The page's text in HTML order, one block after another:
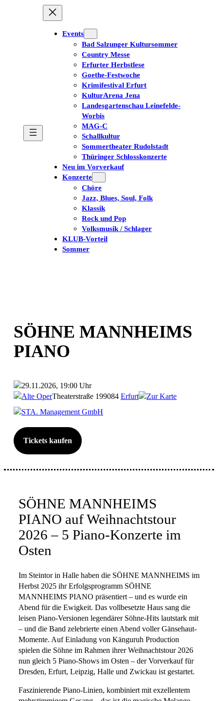
Events
Bad Salzunger Kultursommer
Country Messe
Erfurter Herbstlese
Goethe-Festwoche
Krimifestival Erfurt
KulturArena Jena
Landesgartenschau Leinefelde-
Worbis
MAG-C
Schallkultur
Sommertheater Rudolstadt
Thüringer Schlosskonzerte
Neu im Vorverkauf
Konzerte
Chöre
Jazz, Blues, Soul, Folk
Klassik
Rock und Pop
Volksmusik / Schlager
KLUB-Vorteil
Sommer
SÖHNE MANNHEIMS
PIANO
29.11.2026, 19:00 Uhr
Alte OperTheaterstraße 199084 Erfurt
Zur Karte
STA. Management GmbH
Tickets kaufen
SÖHNE MANNHEIMS
PIANO auf Weihnachtstour
2026 – 5 Piano-Konzerte im
Osten
Im Steintor in Halle haben die SÖHNE MANNHEIMS im
Herbst 2025 ihr Erfolgsprogramm SÖHNE
MANNHEIMS PIANO präsentiert – und es wurde ein
Abend für die Ewigkeit. Das vollbesetzte Haus sang die
leisen Piano-Versionen legendärer Söhne-Hits lautstark mit
– und die Band zelebrierte einen Abend voller Gänsehaut-
Momente. Auf Einladung von Känguruh Production
spielen die Söhne im Rahmen ihrer Weihnachtstour 2026
nun gleich 5 Piano-Shows im Osten – der Vorverkauf für
Dresden, Erfurt, Leipzig, Halle und Zwickau ist gestartet.
Faszinierende Piano-Linien, kombiniert mit exzellentem